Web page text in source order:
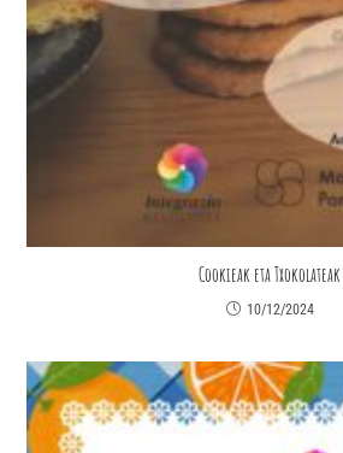
Cookieak eta Txokolateak
10/12/2024